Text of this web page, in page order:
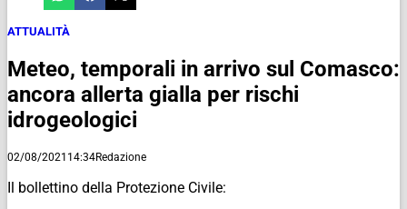
ATTUALITÀ
Meteo, temporali in arrivo sul Comasco:
ancora allerta gialla per rischi
idrogeologici
02/08/2021 14:34Redazione
Il bollettino della Protezione Civile: